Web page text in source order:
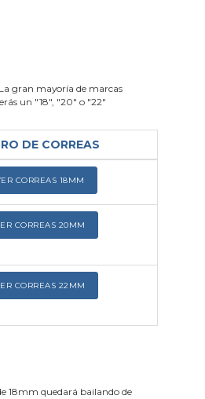
gran mayoría de marcas
un "18", "20" o "22"
DE CORREAS
CORREAS 18MM
CORREAS 20MM
CORREAS 22MM
18mm quedará bailando de